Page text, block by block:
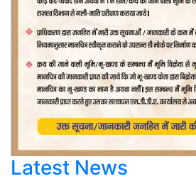
Latest News